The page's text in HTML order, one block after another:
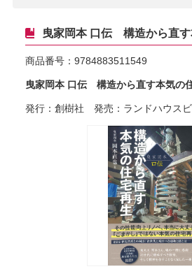
曳家岡本 口伝 構造から直す
商品番号： 9784883511549
曳家岡本 口伝 構造から直す本気の
発行：創樹社 発売：ランドハウス